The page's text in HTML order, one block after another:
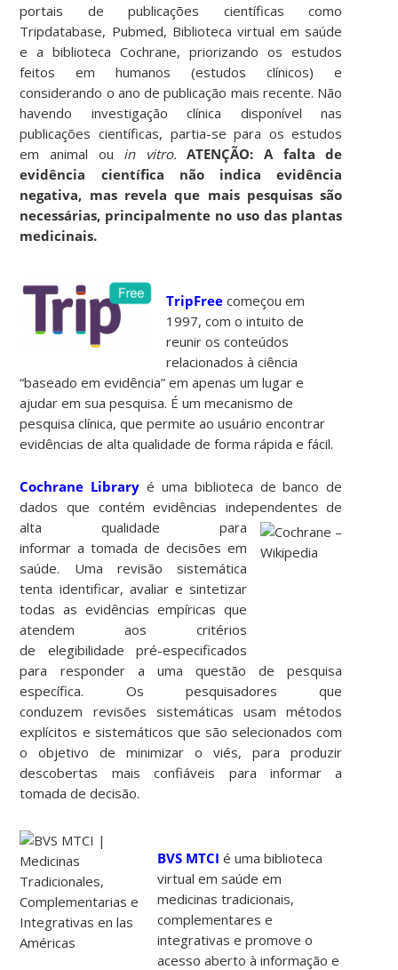
portais de publicações científicas como
Tripdatabase, Pubmed, Biblioteca virtual em saúde
e a biblioteca Cochrane, priorizando os estudos
feitos em humanos (estudos clínicos) e
considerando o ano de publicação mais recente. Não
havendo investigação clínica disponível nas
publicações científicas, partia-se para os estudos
em animal ou in vitro.ATENÇÃO:A falta de
evidência científica não indica evidência
negativa, mas revela que mais pesquisas são
necessárias, principalmente no uso das plantas
medicinais.
TripFree começou em
1997, com o intuito de
reunir os conteúdos
relacionados à ciência
“baseado em evidência” em apenas um lugar e
ajudar em sua pesquisa. É um mecanismo de
pesquisa clínica, que permite ao usuário encontrar
evidências de alta qualidade de forma rápida e fácil.
Cochrane Library é uma biblioteca de banco de
dados que contém evidências independentes de
alta qualidade para
informar a tomada de decisões em
saúde. Uma revisão sistemática
tenta identificar, avaliar e sintetizar
todas as evidências empíricas que
atendem aos critérios
de elegibilidade pré-especificados
para responder a uma questão de pesquisa
específica. Os pesquisadores que
conduzem revisões sistemáticas usam métodos
explícitos e sistemáticos que são selecionados com
o objetivo de minimizar o viés, para produzir
descobertas mais confiáveis ​​para informar a
tomada de decisão.
BVS MTCIé uma biblioteca
virtual em saúde em
medicinas tradicionais,
complementares e
integrativas e promove o
acesso aberto à informação e